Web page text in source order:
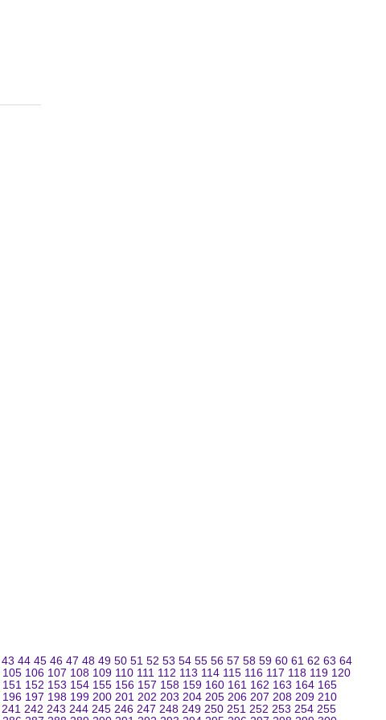
43 44 45 46 47 48 49 50 51 52 53 54 55 56 57 58 59 60 61 62 63 64
105 106 107 108 109 110 111 112 113 114 115 116 117 118 119 120
151 152 153 154 155 156 157 158 159 160 161 162 163 164 165
196 197 198 199 200 201 202 203 204 205 206 207 208 209 210
241 242 243 244 245 246 247 248 249 250 251 252 253 254 255